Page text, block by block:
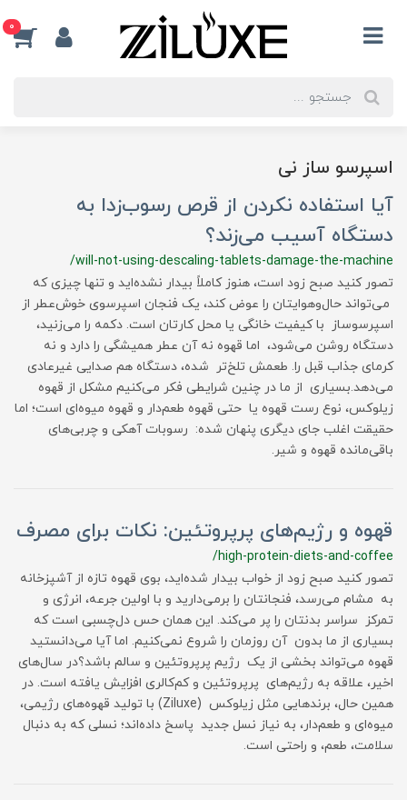
0
اسپرسو ساز نی
آیا استفاده نکردن از قرص رسوب‌زدا به
دستگاه آسیب می‌زند؟
/will-not-using-descaling-tablets-damage-the-machine
تصور کنید صبح زود است، هنوز کاملاً بیدار نشده‌اید و تنها چیزی که
می‌تواند حال‌وهوایتان را عوض کند، یک فنجان اسپرسوی خوش‌عطر از
اسپرسوساز با کیفیت خانگی یا محل کارتان است. دکمه را می‌زنید،
دستگاه روشن می‌شود، اما قهوه نه آن عطر همیشگی را دارد و نه
کرمای جذاب قبل را. طعمش تلخ‌تر شده، دستگاه هم صدایی غیرعادی
می‌دهد.بسیاری از ما در چنین شرایطی فکر می‌کنیم مشکل از قهوه
زیلوکس، نوع رست قهوه یا حتی قهوه طعم‌دار و قهوه میوه‌ای است؛ اما
حقیقت اغلب جای دیگری پنهان شده: رسوبات آهکی و چربی‌های
باقی‌مانده قهوه و شیر.
قهوه و رژیم‌های پرپروتئین: نکات برای مصرف
/high-protein-diets-and-coffee
تصور کنید صبح زود از خواب بیدار شده‌اید، بوی قهوه تازه از آشپزخانه
به مشام می‌رسد، فنجانتان را برمی‌دارید و با اولین جرعه، انرژی و
تمرکز سراسر بدنتان را پر می‌کند. این همان حس دل‌چسبی است که
بسیاری از ما بدون آن روزمان را شروع نمی‌کنیم. اما آیا می‌دانستید
قهوه می‌تواند بخشی از یک رژیم پرپروتئین و سالم باشد؟در سال‌های
اخیر، علاقه به رژیم‌های پرپروتئین و کم‌کالری افزایش یافته است. در
همین حال، برندهایی مثل زیلوکس (Ziluxe) با تولید قهوه‌های رژیمی،
میوه‌ای و طعم‌دار، به نیاز نسل جدید پاسخ داده‌اند؛ نسلی که به دنبال
سلامت، طعم، و راحتی است.